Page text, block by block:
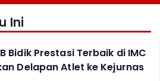
Ini
Bidik Prestasi Terbaik di IMC
Delapan Atlet ke Kejurnas